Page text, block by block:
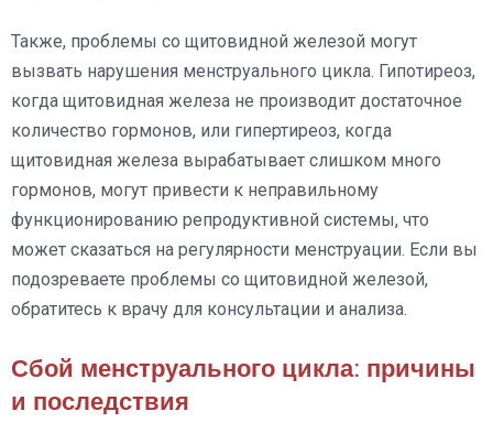
Также, проблемы со щитовидной железой могут
вызвать нарушения менструального цикла. Гипотиреоз,
когда щитовидная железа не производит достаточное
количество гормонов, или гипертиреоз, когда
щитовидная железа вырабатывает слишком много
гормонов, могут привести к неправильному
функционированию репродуктивной системы, что
может сказаться на регулярности менструации. Если вы
подозреваете проблемы со щитовидной железой,
обратитесь к врачу для консультации и анализа.
Сбой менструального цикла: причины
и последствия